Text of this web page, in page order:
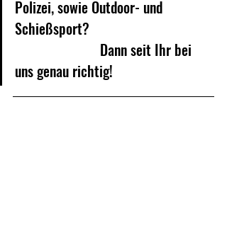
Polizei, sowie Outdoor- und
Schießsport?
uns genau richtig!